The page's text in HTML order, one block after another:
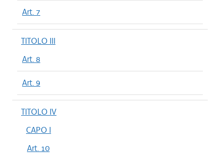
Art. 7
TITOLO III
Art. 8
Art. 9
TITOLO IV
CAPO I
Art. 10